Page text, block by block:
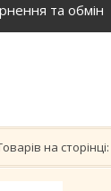
та обмін